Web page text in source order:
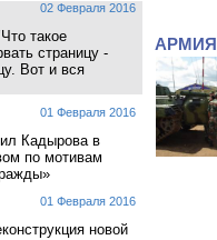
02 Февраля 2016
такое
страницу -
Вот и вся
01 Февраля 2016
Кадырова в
по мотивам
01 Февраля 2016
новой
АРМИЯ